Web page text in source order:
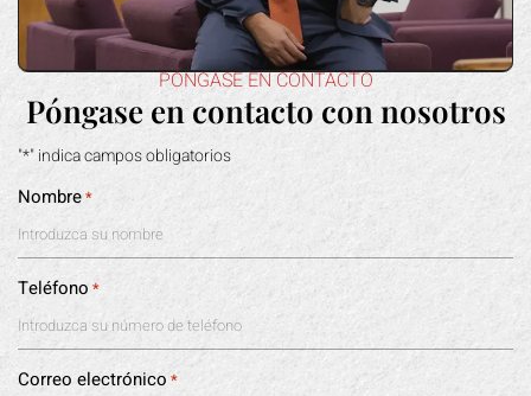
PÓNGASE EN CONTACTO
Póngase en contacto con nosotros
"*" indica campos obligatorios
Nombre*
Teléfono *
Correo electrónico *